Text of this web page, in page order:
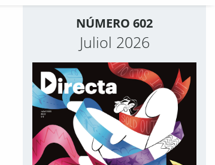
NÚMERO 602
Juliol 2026